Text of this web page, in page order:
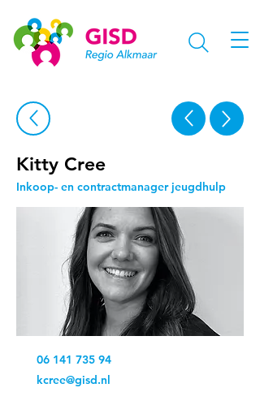
Kitty Cree
Inkoop- en contractmanager jeugdhulp
06 141 735 94
kcree@gisd.nl